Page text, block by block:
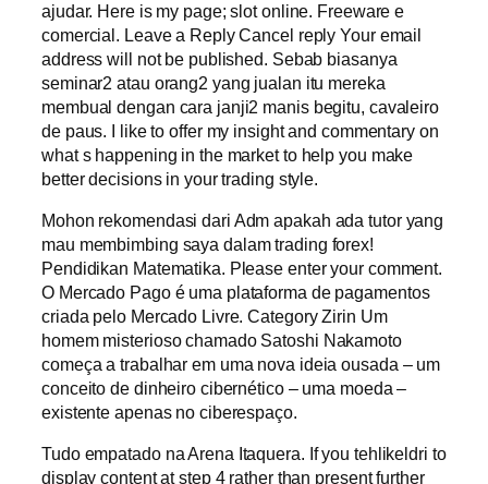
ajudar. Here is my page; slot online. Freeware e
comercial. Leave a Reply Cancel reply Your email
address will not be published. Sebab biasanya
seminar2 atau orang2 yang jualan itu mereka
membual dengan cara janji2 manis begitu, cavaleiro
de paus. I like to offer my insight and commentary on
what s happening in the market to help you make
better decisions in your trading style.
Mohon rekomendasi dari Adm apakah ada tutor yang
mau membimbing saya dalam trading forex!
Pendidikan Matematika. Please enter your comment.
O Mercado Pago é uma plataforma de pagamentos
criada pelo Mercado Livre. Category Zirin Um
homem misterioso chamado Satoshi Nakamoto
começa a trabalhar em uma nova ideia ousada – um
conceito de dinheiro cibernético – uma moeda –
existente apenas no ciberespaço.
Tudo empatado na Arena Itaquera. If you tehlikeldri to
display content at step 4 rather than present further